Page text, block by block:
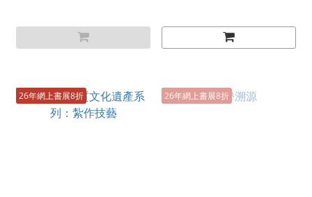
26年網上書展8折 26年網上書展8折